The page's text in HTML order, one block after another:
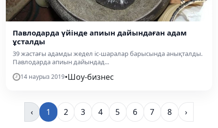
Павлодарда үйінде апиын дайындаған адам
ұсталды
39 жастағы адамды жедел іс-шаралар барысында анықталды.
Павлодарда апиын дайындад...
14 наурыз 2019•Шоу-бизнес
‹ 1 2 3 4 5 6 7 8 ›